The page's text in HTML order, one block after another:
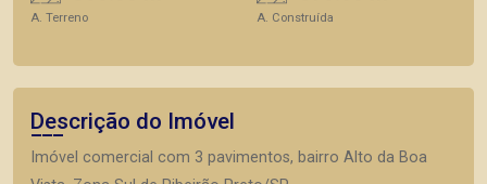
A. Terreno A. Construída
Descrição do Imóvel
Imóvel comercial com 3 pavimentos, bairro Alto da Boa